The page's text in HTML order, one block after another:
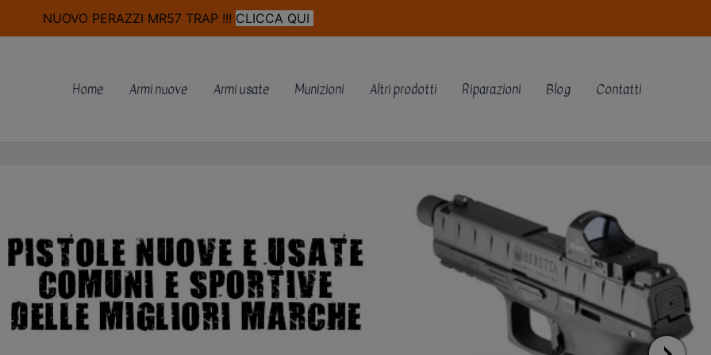
NUOVO PERAZZI MR57 TRAP !!! CLICCA QUI
Home Armi nuove Armi usate Munizioni Altri prodotti Riparazioni Blog Contatti